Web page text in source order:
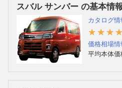
スバル サンバー の基本情
カタログ情
価格相場情
平均本体価